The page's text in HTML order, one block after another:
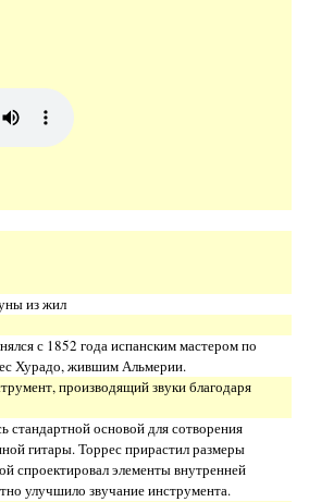
из жил
с 1852 года испанским мастером по
Хурадо, жившим Альмерии.
производящий звуки благодаря
стандартной основой для сотворения
гитары. Торрес прирастил размеры
спроектировал элементы внутренней
улучшило звучание инструмента.